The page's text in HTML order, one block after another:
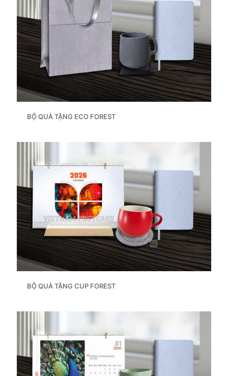
BỘ QUÀ TẶNG ECO FOREST
BỘ QUÀ TẶNG CUP FOREST